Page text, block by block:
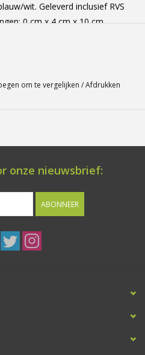
wit. Geleverd inclusief RVS
0 cm x 4 cm x 10 cm
om te vergelijken /Afdrukken
onze nieuwsbrief:
ABONNEER